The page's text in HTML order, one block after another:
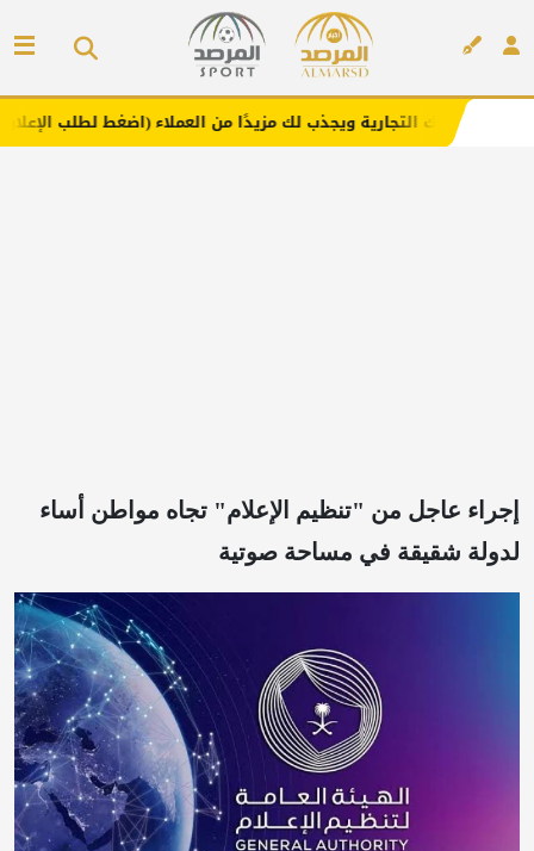
ويجذب لك مزيدًا من العملاء (اضغط لطلب الإعلان)
إجراء عاجل من "تنظيم الإعلام" تجاه مواطن أساء
لدولة شقيقة في مساحة صوتية